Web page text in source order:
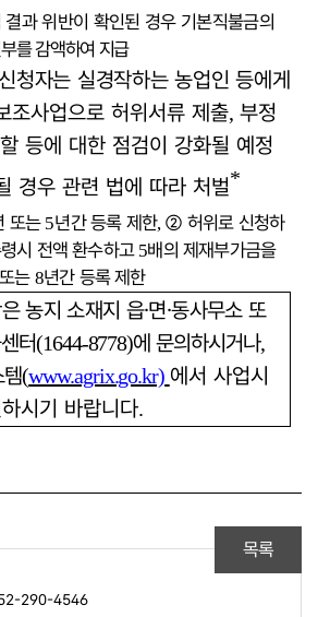
과 위반이 확인된 경우 기본직불금의
를감액하여 지급
청자는 실경작하는 농업인 등에게
조사업으로 허위서류 제출, 부정
등에 대한 점검이 강화될 예정
경우 관련 법에 따라 처벌*
또는 5년간 등록 제한,②허위로 신청하
시 전액 환수하고 5배의 제재부가금을
는 8년간 등록 제한
농지 소재지 읍․면․동사무소 또
터(1644-8778)에 문의하시거나,
템(www.agrix.go.kr) 에서 사업시
시기 바랍니다.
목록
290-4546